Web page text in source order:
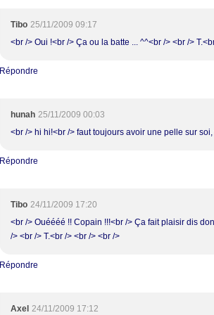
Tibo 25/11/2009 09:17
<br /> Oui !<br /> Ça ou la batte ... ^^<br /> <br />
Répondre
hunah 25/11/2009 00:03
<br /> hi hi!<br /> faut toujours avoir une pelle sur
Répondre
Tibo 24/11/2009 17:20
<br /> Ouéééé !! Copain !!!<br /> Ça fait plaisir dis
/> <br /> T.<br /> <br /> <br />
Répondre
Axel 24/11/2009 17:12